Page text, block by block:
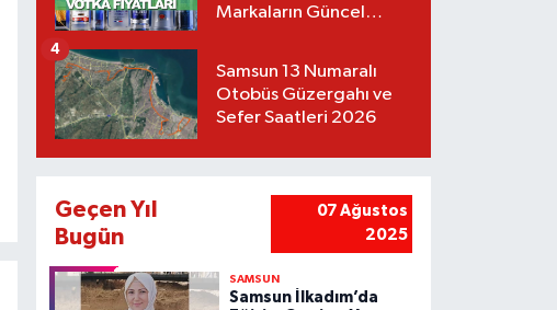
Markaların Güncel
Samsun 13 Numaralı
Otobüs Güzergahı ve
Sefer Saatleri 2026
4
Geçen Yıl
Bugün
07 Ağustos
2025
SAMSUN
Samsun İlkadım’da